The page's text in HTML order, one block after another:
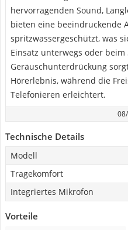
hervorragenden Sound,
bieten eine beeindruckende
spritzwassergeschützt, was
Einsatz unterwegs oder
Geräuschunterdrückung
Hörerlebnis, während die
Telefonieren erleichtert.
Technische Details
Modell
Tragekomfort
Integriertes Mikrofon
Vorteile